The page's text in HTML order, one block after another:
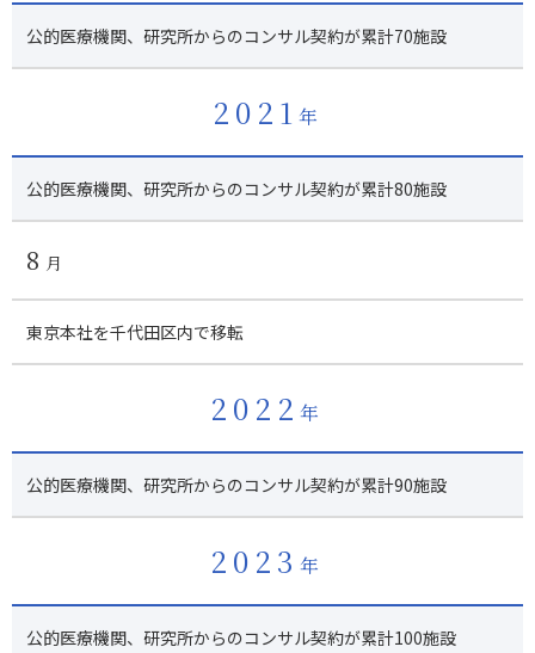
公的医療機関、研究所からのコンサル契約が累計70施設
2021 年
公的医療機関、研究所からのコンサル契約が累計80施設
8 月
東京本社を千代田区内で移転
2022 年
公的医療機関、研究所からのコンサル契約が累計90施設
2023 年
公的医療機関、研究所からのコンサル契約が累計100施設